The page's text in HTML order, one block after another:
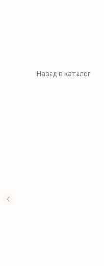
Назад в каталог